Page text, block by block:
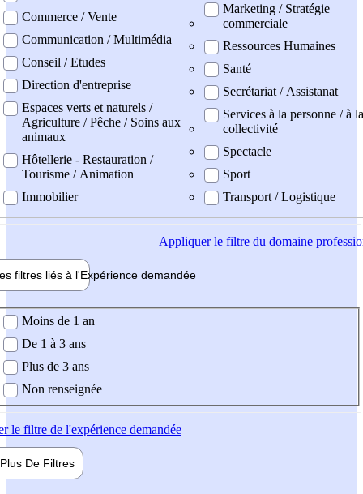
Commerce / Vente
Communication / Multimédia
Conseil / Etudes
Direction d'entreprise
Espaces verts et naturels /
Agriculture / Pêche / Soins aux
animaux
Hôtellerie - Restauration /
Tourisme / Animation
Immobilier
Marketing / Stratégie
commerciale
Ressources Humaines
Santé
Secrétariat / Assistanat
Services à la personne / à la
collectivité
Spectacle
Sport
Transport / Logistique
Appliquerle filtre du domaine
filtres liés à l'Expérience demandée
demandée
Moins de 1 an
De 1 à 3 ans
Plus de 3 ans
Non renseignée
le filtre de l'expérience demandée
Plus De Filtres